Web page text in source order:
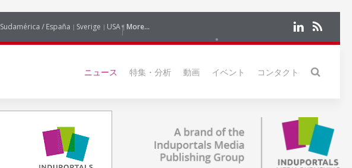
Sudamérica / España Sverige USA More...
ニュース 特集・分析 動画 イベント コンタクト